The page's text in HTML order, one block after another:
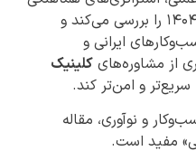
با ترندهای دیجیتال و اقتصادی ۱۴۰۴ را بررسی می‌کند و
ایرانی و
از مشاوره‌های کلینیک
و امن‌تر کند.
و نوآوری، مقاله
مفید است.